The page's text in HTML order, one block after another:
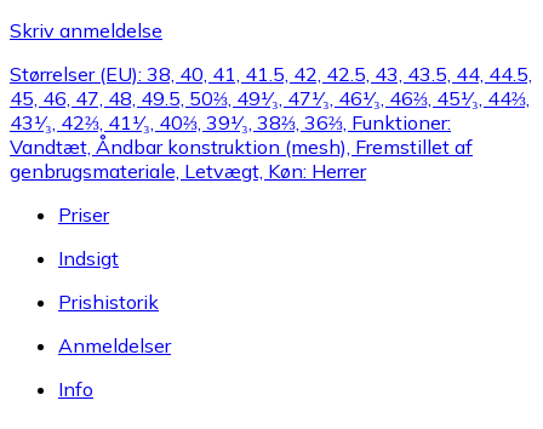
Skriv anmeldelse
Størrelser (EU): 38, 40, 41, 41.5, 42, 42.5, 43, 43.5, 44, 44.5,
45, 46, 47, 48, 49.5, 50⅔, 49¹⁄₃, 47¹⁄₃, 46¹⁄₃, 46⅔, 45¹⁄₃, 44⅔,
43¹⁄₃, 42⅔, 41¹⁄₃, 40⅔, 39¹⁄₃, 38⅔, 36⅔, Funktioner:
Vandtæt, Åndbar konstruktion (mesh), Fremstillet af
genbrugsmateriale, Letvægt, Køn: Herrer
Priser
Indsigt
Prishistorik
Anmeldelser
Info